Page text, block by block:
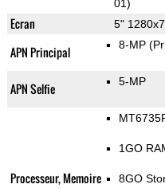
01)
Ecran 5"
APN Principal 8-MP
APN Selfie 5-MP
Processeur, Memoire
1GO
8GO